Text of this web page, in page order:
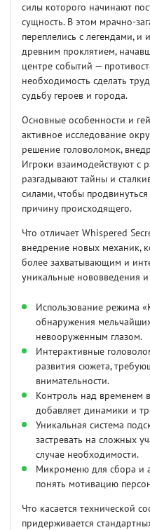
силы которого начинают
сущность. В этом мрачно-
переплелись с легендами, и
древним проклятием,
центре событий —
необходимость сделать
судьбу героев и города.
Основные особенности и
активное исследование
решение головоломок,
Игроки взаимодействуют с
разгадывают тайны и
силами, чтобы
причину происходящего.
Что отличает Whispered
внедрение новых механик,
более захватывающим и
уникальные нововведения
Использование режима
обнаружения
невооруженным глазом.
Интерактивные
развития сюжета,
внимательности.
Контроль над временем
добавляет динамики и
Уникальная система
застревать на сложных
случае необходимости.
Микроменю для сбора и
понять мотивацию
Что касается технической
придерживается